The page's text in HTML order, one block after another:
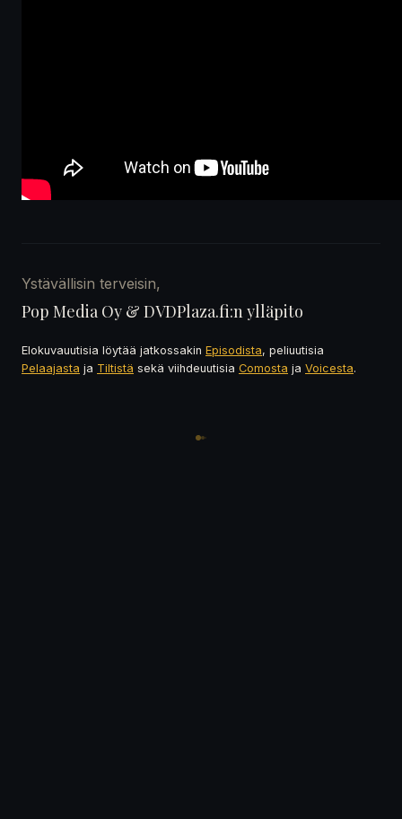
Ystävällisin terveisin,
Pop Media Oy & DVDPlaza.fi:n ylläpito
Elokuvauutisia löytää jatkossakin Episodista, peliuutisia
Pelaajasta ja Tiltistä sekä viihdeuutisia Comosta ja Voicesta.